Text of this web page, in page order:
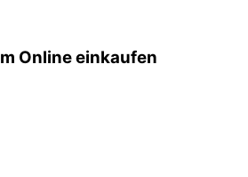
Online einkaufen